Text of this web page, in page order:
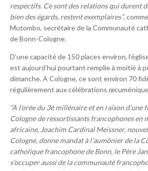
respectifs. Ce sont des relations qui durent
bien des égards, restent exemplaires”,
Mutombo, secrétaire de la Communauté
de Bonn-Cologne.
D’une capacité de 150 places environ,
est aujourd’hui pourtant remplie à moitié à
dimanche. A Cologne, ce sont environ 70
régulièrement aux célébrations
“A l’orée du 3è millénaire et en raison d’une
Cologne de ressortissants francophones en
africaine, Joachim Cardinal Meissner,
Cologne, donne mandat à l’aumônier de la
catholique francophone de Bonn, le Père
s’occuper aussi de la communauté